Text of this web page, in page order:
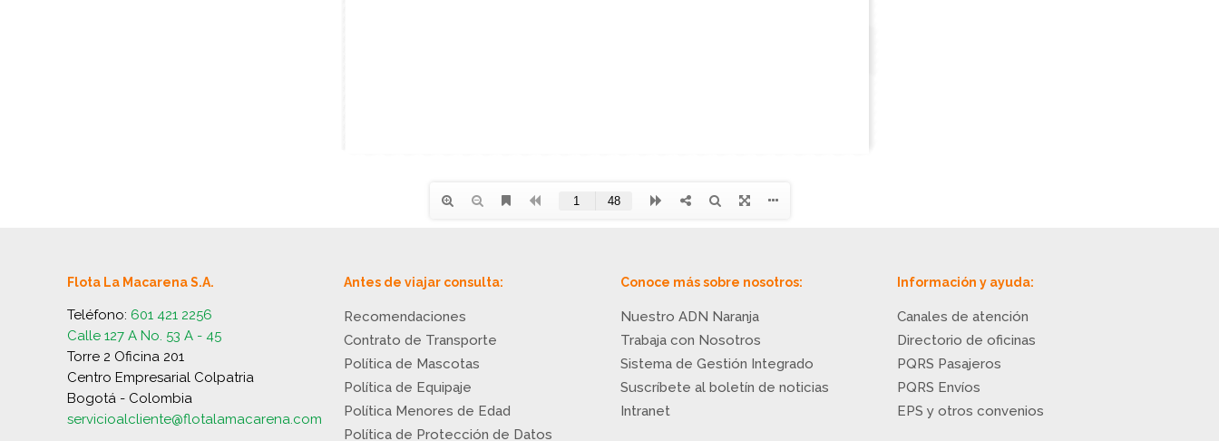
Flota La Macarena S.A.
Teléfono: 601 421 2256
Calle 127 A No. 53 A - 45
Torre 2 Oficina 201
Centro Empresarial Colpatria
Bogotá - Colombia
servicioalcliente@flotalamacarena.com
Antes de viajar consulta:
Recomendaciones
Contrato de Transporte
Política de Mascotas
Política de Equipaje
Política Menores de Edad
Política de Protección de Datos
Conoce más sobre nosotros:
Nuestro ADN Naranja
Trabaja con Nosotros
Sistema de Gestión Integrado
Suscríbete al boletín de noticias
Intranet
Información y ayuda:
Canales de atención
Directorio de oficinas
PQRS Pasajeros
PQRS Envíos
EPS y otros convenios